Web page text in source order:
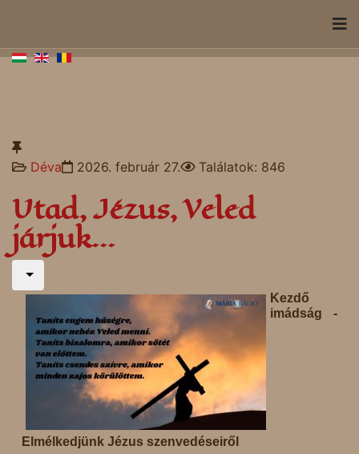
Déva 2026. február 27. Találatok: 846
Utad, Jézus, Veled
járjuk...
Kezdő
imádság -
Elmélkedjünk Jézus szenvedéseiről